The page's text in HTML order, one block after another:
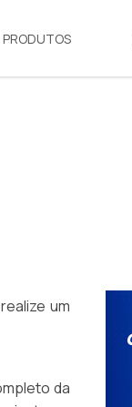
PRODUTOS
um
da